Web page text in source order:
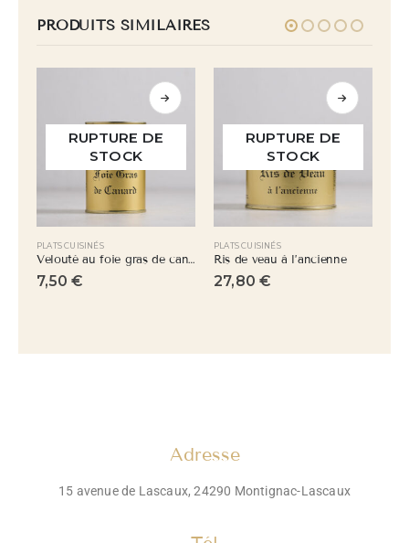
PRODUITS SIMILAIRES
Velouté au foie gras de canard
RUPTURE DE
Ris de veau à l’ancienne Enchaud
Adresse
15 avenue de Lascaux, 24290 Montignac-Lascaux